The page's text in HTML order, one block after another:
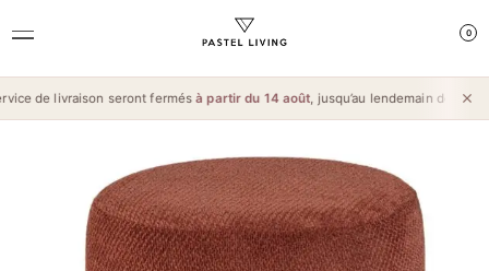
0
de livraison seront fermésà partir du 14 août, jusqu’au lendemain de l’ Aïd